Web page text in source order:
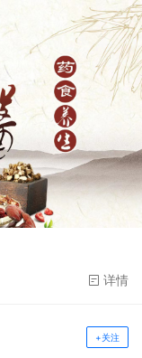
详情
+关注